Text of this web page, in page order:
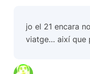
jo el 21 encara
viatge… així que